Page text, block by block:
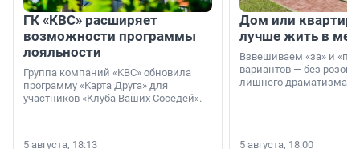
ГК «КВС» расширяет
возможности программы
лояльности
Группа компаний «КВС» обновила
программу «Карта Друга» для
участников «Клуба Ваших Соседей».
5 августа, 18:13
Дом или
лучше жить в
Взвешиваем «за» и
вариантов — без
лишнего драматизма.
5 августа, 18:00